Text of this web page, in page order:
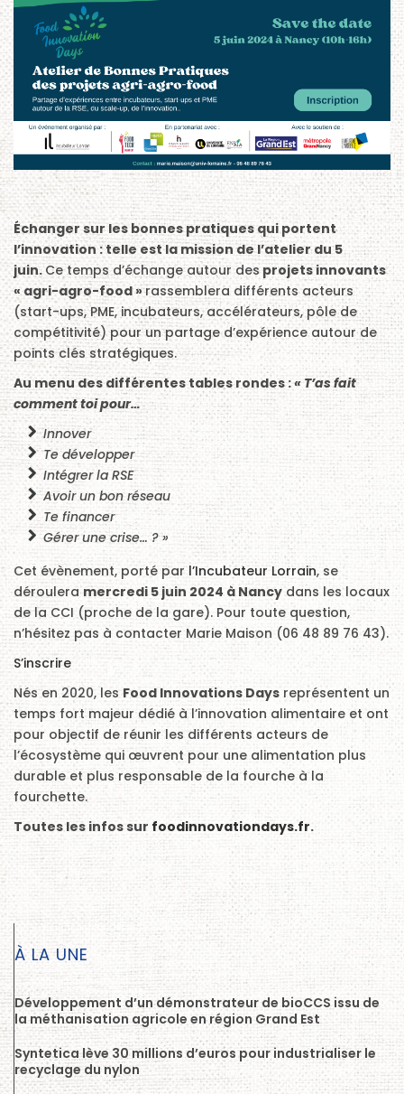
Échanger sur les bonnes pratiques qui portent
l’innovation : telle est la mission de l’atelier du 5
juin.Ce temps d’échange autour desprojets innovants
« agri-agro-food »rassemblera différents acteurs
(start-ups, PME, incubateurs, accélérateurs, pôle de
compétitivité) pour un partage d’expérience autour de
points clés stratégiques.
Au menu des différentes tables rondes :« T’as fait
comment toi pour…
Innover
Te développer
Intégrer la RSE
Avoir un bon réseau
Te financer
Gérer une crise… ? »
Cet évènement, porté parl’Incubateur Lorrain, se
dérouleramercredi 5 juin 2024 à Nancy dans les locaux
de la CCI (proche de la gare). Pour toute question,
n’hésitez pas à contacter Marie Maison (06 48 89 76 43).
S’inscrire
Nés en 2020, les Food Innovations Days représentent un
temps fort majeur dédié à l’innovation alimentaire et ont
pour objectif de réunir les différents acteurs de
l’écosystème qui œuvrent pour une alimentation plus
durable et plus responsable de la fourche à la
fourchette.
Toutes les infos sur foodinnovationdays.fr.
À LA UNE
Développement d’un démonstrateur de bioCCS issu de
la méthanisation agricole en région Grand Est
Syntetica lève 30 millions d’euros pour industrialiser le
recyclage du nylon